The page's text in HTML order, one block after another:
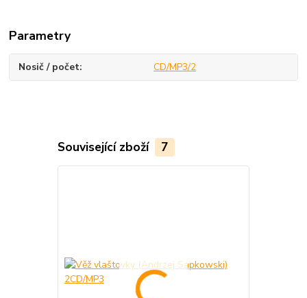
Parametry
Nosič / počet CD/MP3/2
Související zboží 7